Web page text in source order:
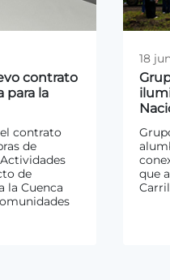
contrato
para la
contrato
de
de
la Cuenca
18
que